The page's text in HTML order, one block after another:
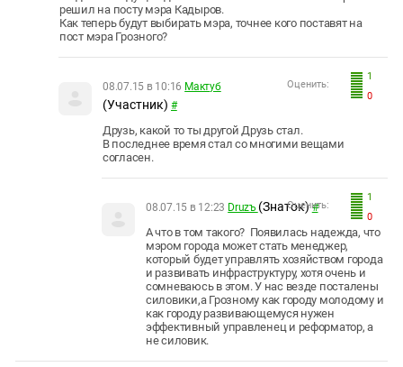
решил на посту мэра Кадыров.
Как теперь будут выбирать мэра, точнее кого поставят на
пост мэра Грозного?
1
0
Оценить:
08.07.15 в 10:16 Мактуб
(Участник) #
Друзь, какой то ты другой Друзь стал.
В последнее время стал со многими вещами
согласен.
1
0
Оценить:
08.07.15 в 12:23 Druzъ (Знаток) #
А что в том такого? Появилась надежда, что
мэром города может стать менеджер,
который будет управлять хозяйством города
и развивать инфраструктуру, хотя очень и
сомневаюсь в этом. У нас везде посталены
силовики,а Грозному как городу молодому и
как городу развивающемуся нужен
эффективный управленец и реформатор, а
не силовик.